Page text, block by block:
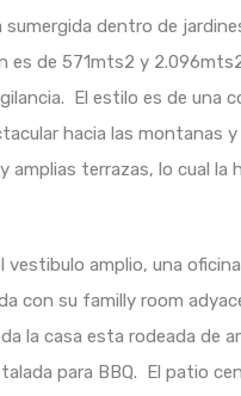
sumergida dentro de
es de 571mts2 y
El estilo es de una
hacia las montanas
amplias terrazas, lo cual la
vestibulo amplio, una
con su familly room
la casa esta rodeada de
para BBQ. El patio